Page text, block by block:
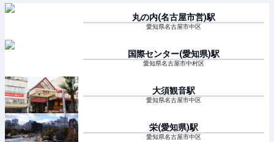
丸の内(名古屋市営)駅
愛知県名古屋市中区
国際センター(愛知県)駅
愛知県名古屋市中村区
大須観音駅
愛知県名古屋市中区
栄(愛知県)駅
愛知県名古屋市中区